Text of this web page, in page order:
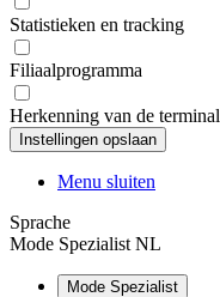
Statistieken en tracking
Filiaalprogramma
Herkenning van de terminal
Menu sluiten
Sprache
Mode Spezialist NL
Mode Spezialist